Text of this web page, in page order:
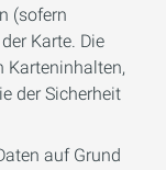
(sofern
Karte. Die
Karteninhalten,
der Sicherheit
auf Grund